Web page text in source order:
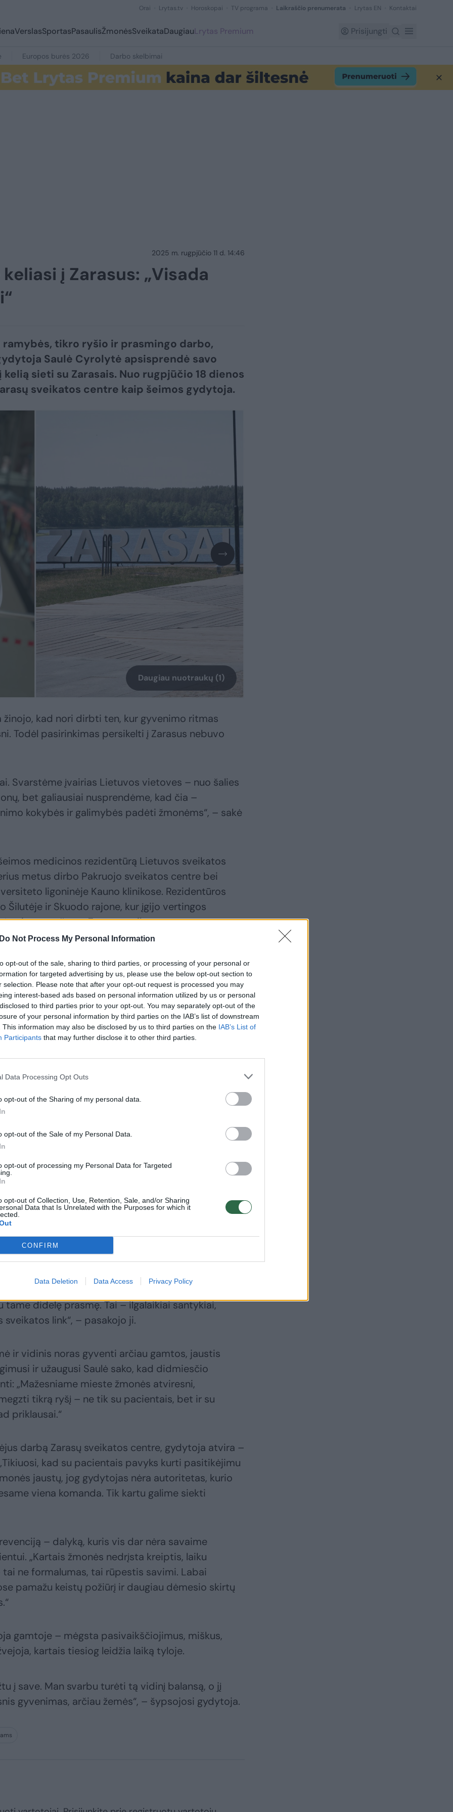
Do Not Process My Personal Information
opt-out of the sale, sharing to third parties, or processing of your personal or
for targeted advertising by us, please use the below opt-out section to
selection. Please note that after your opt-out request is processed you may
interest-based ads based on personal information utilized by us or personal
to third parties prior to your opt-out. You may separately opt-out of the
of your personal information by third parties on the IAB’s list of downstream
This information may also be disclosed by us to third parties on the IAB’s List of
Participants that may further disclose it to other third parties.
Data Processing Opt Outs
opt-out of the Sharing of my personal data.
opt-out of the Sale of my Personal Data.
opt-out of processing my Personal Data for Targeted
opt-out of Collection, Use, Retention, Sale, and/or Sharing
Data that Is Unrelated with the Purposes for which it
CONFIRM
Data Deletion Data Access Privacy Policy
Orai Lrytas.tv Horoskopai TV programa Laikraščio prenumerata Lrytas EN Kontaktai
VerslasSportasPasaulisŽmonėsSveikataDaugiauLrytas Premium Prisijungti
Europos burės 2026 Darbo skelbimai
2025 m. rugpjūčio 11 d. 14:46
į Zarasus: „Visada
ramybės, tikro ryšio ir prasmingo darbo,
Saulė Cyrolytė apsisprendė savo
sieti su Zarasais. Nuo rugpjūčio 18 dienos
sveikatos centre kaip šeimos gydytoja.
Daugiau nuotraukų (1)
kad nori dirbti ten, kur gyvenimo ritmas
Todėl pasirinkimas persikelti į Zarasus nebuvo
Svarstėme įvairias Lietuvos vietoves – nuo šalies
bet galiausiai nusprendėme, kad čia –
kokybės ir galimybės padėti žmonėms“, – sakė
medicinos rezidentūrą Lietuvos sveikatos
metus dirbo Pakruojo sveikatos centre bei
ligoninėje Kauno klinikose. Rezidentūros
ir Skuodo rajone, kur įgijo vertingos
rašoma Zarasų sveikatos centro
Tokių šeimos
gydytojų kaip
pacientai išvysta
demencija?
skirtumą: „Tai yra
profesinių mainų programoje ir atliko praktiką
pažvelgti į pacientų priežiūrą tarpkultūriniame
tačiau būtent šeimos medicina jai pasirodė
pacientu keliauji visą jo gyvenimą – nuo
tame didelę prasmę. Tai – ilgalaikiai santykiai,
link“, – pasakojo ji.
ir vidinis noras gyventi arčiau gamtos, jaustis
ir užaugusi Saulė sako, kad didmiesčio
„Mažesniame mieste žmonės atviresni,
tikrą ryšį – ne tik su pacientais, bet ir su
priklausai.“
darbą Zarasų sveikatos centre, gydytoja atvira –
kad su pacientais pavyks kurti pasitikėjimu
jaustų, jog gydytojas nėra autoritetas, kurio
viena komanda. Tik kartu galime siekti
– dalyką, kuris vis dar nėra savaime
„Kartais žmonės nedrįsta kreiptis, laiku
ne formalumas, tai rūpestis savimi. Labai
pamažu keistų požiūrį ir daugiau dėmesio skirtų
gamtoje – mėgsta pasivaikščiojimus, miškus,
kartais tiesiog leidžia laiką tyloje.
į save. Man svarbu turėti tą vidinį balansą, o jį
gyvenimas, arčiau žemės“, – šypsojosi gydytoja.